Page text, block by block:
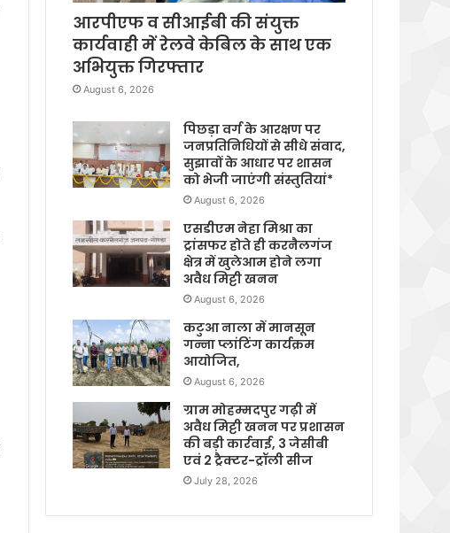
आरपीएफ व सीआईबी की संयुक्त
कार्यवाही में रेलवे केबिल के साथ एक
अभियुक्त गिरफ्तार
August 6, 2026
पिछड़ा वर्ग के आरक्षण पर
जनप्रतिनिधियों से सीधे संवाद,
सुझावों के आधार पर शासन
को भेजी जाएंगी संस्तुतियां*
August 6, 2026
एसडीएम नेहा मिश्रा का
ट्रांसफर होते ही करनैलगंज
क्षेत्र में खुलेआम होने लगा
अवैध मिट्टी खनन
August 6, 2026
कटुआ नाला में मानसून
गन्ना प्लांटिंग कार्यक्रम
आयोजित,
August 6, 2026
ग्राम मोहम्मदपुर गढ़ी में
अवैध मिट्टी खनन पर प्रशासन
की बड़ी कार्रवाई, 3 जेसीबी
एवं 2 ट्रैक्टर-ट्रॉली सीज
July 28, 2026